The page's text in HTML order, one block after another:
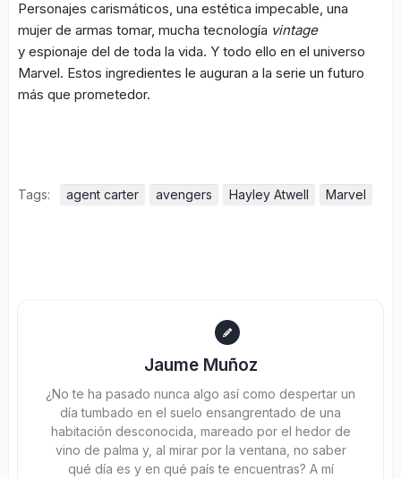
Personajes carismáticos, una estética impecable, una
mujer de armas tomar, mucha tecnología vintage
y espionaje del de toda la vida. Y todo ello en el universo
Marvel. Estos ingredientes le auguran a la serie un futuro
más que prometedor.
Tags: agent carter avengers Hayley Atwell Marvel
Jaume Muñoz
¿No te ha pasado nunca algo así como despertar un
día tumbado en el suelo ensangrentado de una
habitación desconocida, mareado por el hedor de
vino de palma y, al mirar por la ventana, no saber
qué día es y en qué país te encuentras? A mí